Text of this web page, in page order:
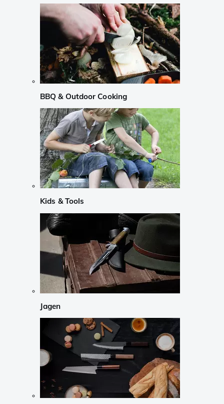
BBQ & Outdoor Cooking
Kids & Tools
Jagen